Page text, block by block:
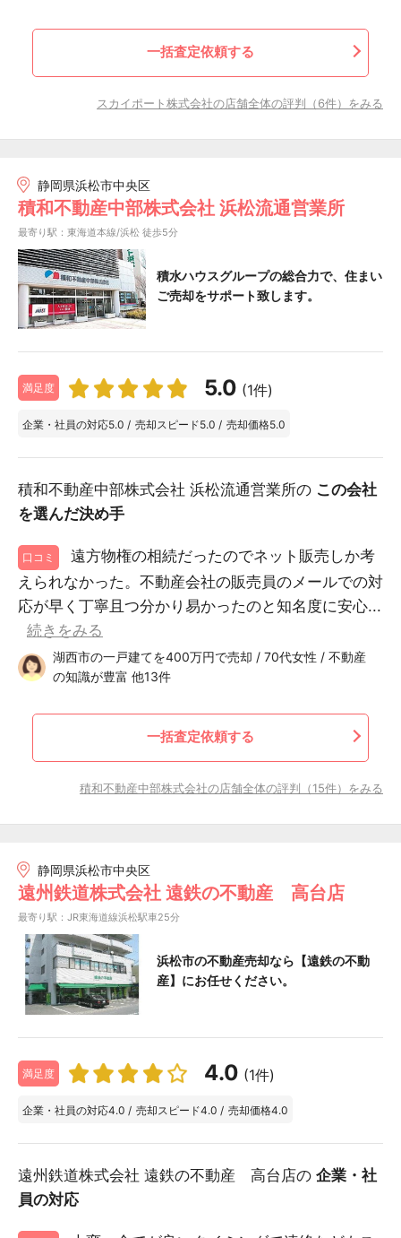
一括査定依頼する
スカイポート株式会社の店舗全体の評判（6件）をみる
静岡県浜松市中央区
積和不動産中部株式会社 浜松流通営業所
最寄り駅：東海道本線/浜松 徒歩5分
積水ハウスグループの総合力で、住まい
ご売却をサポート致します。
満足度 5.0 (1件)
企業・社員の対応5.0 / 売却スピード5.0 / 売却価格5.0
積和不動産中部株式会社 浜松流通営業所の この会社
を選んだ決め手
口コミ
遠方物権の相続だったのでネット販売しか考
えられなかった。不動産会社の販売員のメールでの対
応が早く丁寧且つ分かり易かったのと知名度に安心...
続きをみる
湖西市の一戸建てを400万円で売却 / 70代女性 / 不動産
の知識が豊富 他13件
一括査定依頼する
積和不動産中部株式会社の店舗全体の評判（15件）をみる
静岡県浜松市中央区
遠州鉄道株式会社 遠鉄の不動産 高台店
最寄り駅：JR東海道線浜松駅車25分
浜松市の不動産売却なら【遠鉄の不動
産】にお任せください。
満足度 4.0 (1件)
企業・社員の対応4.0 / 売却スピード4.0 / 売却価格4.0
遠州鉄道株式会社 遠鉄の不動産 高台店の 企業・社
員の対応